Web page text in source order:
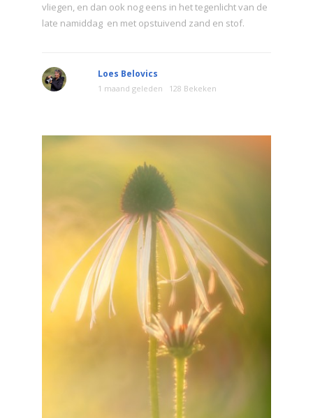
vliegen, en dan ook nog eens in het tegenlicht van de
late namiddag en met opstuivend zand en stof.
Loes Belovics
1 maand geleden 128 Bekeken